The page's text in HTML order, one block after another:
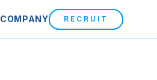
COMPANY RECRUIT